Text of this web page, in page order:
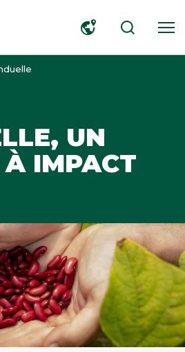
UN
À IMPACT